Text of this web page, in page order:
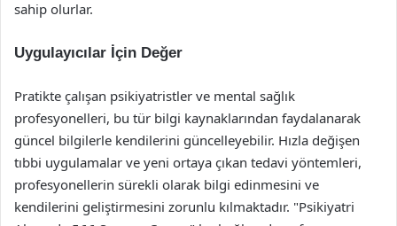
sahip olurlar.
Uygulayıcılar İçin Değer
Pratikte çalışan psikiyatristler ve mental sağlık
profesyonelleri, bu tür bilgi kaynaklarından faydalanarak
güncel bilgilerle kendilerini güncelleyebilir. Hızla değişen
tıbbi uygulamalar ve yeni ortaya çıkan tedavi yöntemleri,
profesyonellerin sürekli olarak bilgi edinmesini ve
kendilerini geliştirmesini zorunlu kılmaktadır. "Psikiyatri